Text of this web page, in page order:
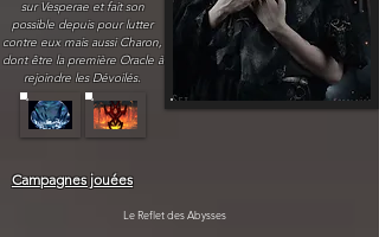
sur Vesperae et fait son
possible depuis pour lutter
contre eux mais aussi Charon,
dont être la première Oracle à
rejoindre les Dévoilés.
Campagnes jouées
Le Reflet des Abysses